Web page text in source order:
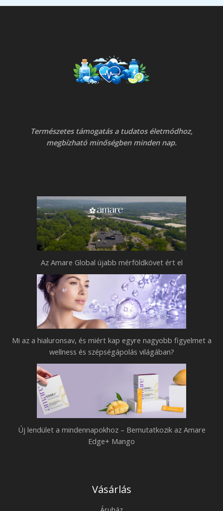
Természetes támogatás a tudatos életmódhoz,
megbízható minőségben minden nap.
Az Amare Global újabb mérföldkövet ért el
Mi az a hialuronsav, és miért kap egyre nagyobb figyelmet a
wellness és szépségápolás világában?
Új lendület a mindennapokhoz – Bemutatkozik az Amare
Edge+ Mango
Vásárlás